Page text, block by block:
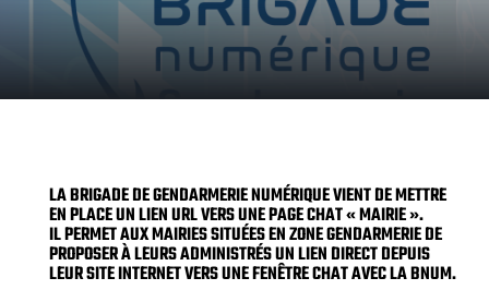
LA BRIGADE DE GENDARMERIE NUMÉRIQUE VIENT DE METTRE
EN PLACE UN LIEN URL VERS UNE PAGE CHAT « MAIRIE ».
IL PERMET AUX MAIRIES SITUÉES EN ZONE GENDARMERIE DE
PROPOSER À LEURS ADMINISTRÉS UN LIEN DIRECT DEPUIS
LEUR SITE INTERNET VERS UNE FENÊTRE CHAT AVEC LA BNUM.